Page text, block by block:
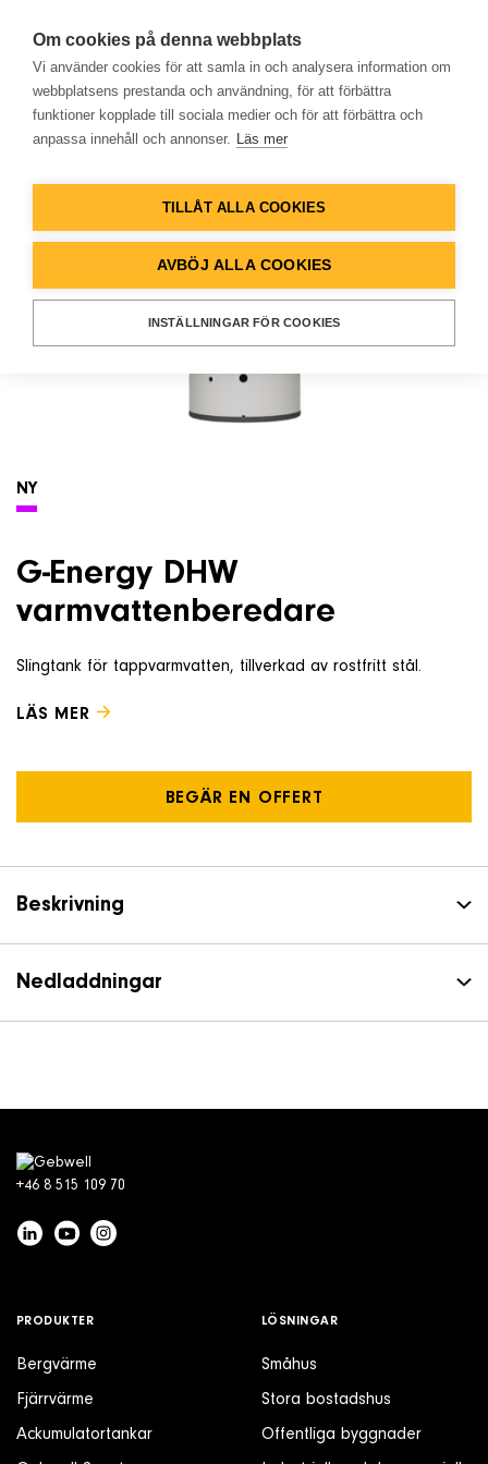
Hem
Lösningar
Om företaget
Kontakt & Support
SÖK
+46 8 515 109 70
NY
G-Energy DHW
varmvattenberedare
Slingtank för tappvarmvatten, tillverkad av rostfritt stål.
LÄS MER
BEGÄR EN OFFERT
Beskrivning
Nedladdningar
+46 8 515 109 70
PRODUKTER
Bergvärme
Fjärrvärme
Ackumulatortankar
LÖSNINGAR
Småhus
Stora bostadshus
Offentliga byggnader
Om cookies på denna webbplats
Vi använder cookies för att samla in och analysera information om
webbplatsens prestanda och användning, för att förbättra
funktioner kopplade till sociala medier och för att förbättra och
anpassa innehåll och annonser. Läs mer
TILLÅT ALLA COOKIES
AVBÖJ ALLA COOKIES
INSTÄLLNINGAR FÖR COOKIES